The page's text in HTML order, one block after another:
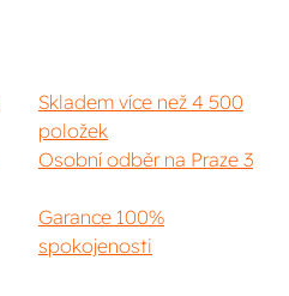
Skladem více než 4 500
položek
Osobní odběr na Praze 3
Garance 100%
spokojenosti